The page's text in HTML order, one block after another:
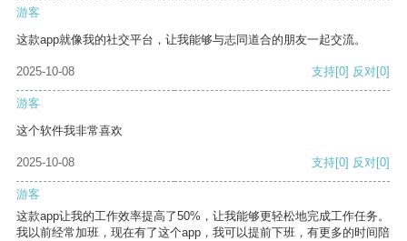
游客
这款app就像我的社交平台，让我能够与志同道合的朋友一起交流。
2025-10-08 支持[0] 反对[0]
游客
这个软件我非常喜欢
2025-10-08 支持[0] 反对[0]
游客
这款app让我的工作效率提高了50%，让我能够更轻松地完成工作任务。
我以前经常加班，现在有了这个app，我可以提前下班，有更多的时间陪